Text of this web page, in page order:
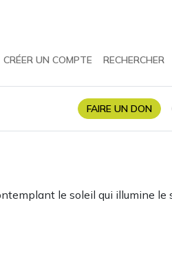
CRÉER UN COMPTE RECHERCHER
FAIRE UN DON
le soleil qui illumine le